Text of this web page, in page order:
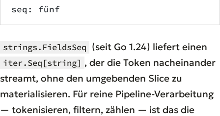
seq: fünf
strings.FieldsSeq (seit Go 1.24) liefert einen
iter.Seq[string] , der die Token nacheinander
streamt, ohne den umgebenden Slice zu
materialisieren. Für reine Pipeline-Verarbeitung
— tokenisieren, filtern, zählen — ist das die